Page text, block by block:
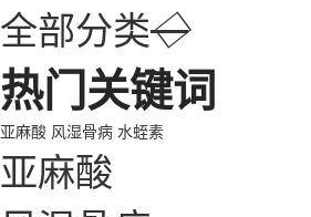
全部分类◇
热门关键词
亚麻酸 风湿骨病 水蛭素
亚麻酸